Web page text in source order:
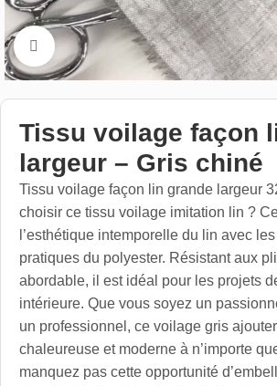
Cliquez pour aggrandir
Tissu voilage façon
largeur – Gris chiné
Tissu voilage façon lin grande largeur
choisir ce tissu voilage imitation lin ?
l’esthétique intemporelle du lin avec
pratiques du polyester. Résistant aux
abordable, il est idéal pour les projets
intérieure. Que vous soyez un
un professionnel, ce voilage gris
chaleureuse et moderne à n’importe
manquez pas cette opportunité